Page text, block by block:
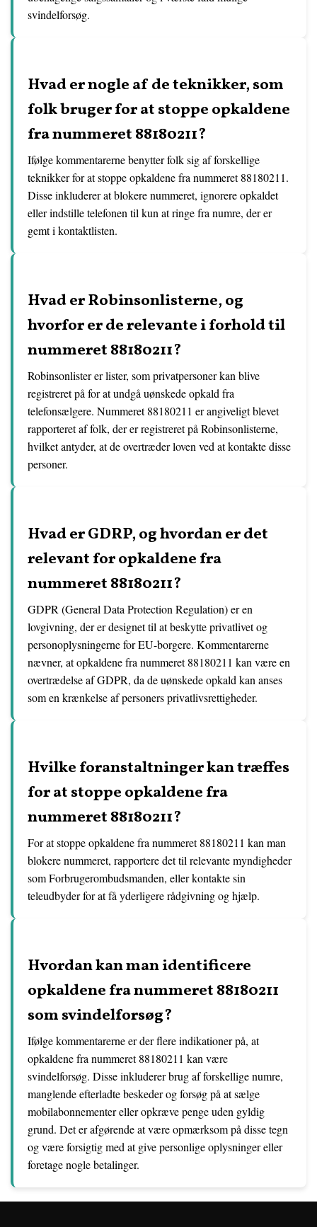
svindelforsøg.
Hvad er nogle af de teknikker, som
folk bruger for at stoppe opkaldene
fra nummeret 88180211?
Ifølge kommentarerne benytter folk sig af forskellige
teknikker for at stoppe opkaldene fra nummeret 88180211.
Disse inkluderer at blokere nummeret, ignorere opkaldet
eller indstille telefonen til kun at ringe fra numre, der er
gemt i kontaktlisten.
Hvad er Robinsonlisterne, og
hvorfor er de relevante i forhold til
nummeret 88180211?
Robinsonlister er lister, som privatpersoner kan blive
registreret på for at undgå uønskede opkald fra
telefonsælgere. Nummeret 88180211 er angiveligt blevet
rapporteret af folk, der er registreret på Robinsonlisterne,
hvilket antyder, at de overtræder loven ved at kontakte disse
personer.
Hvad er GDRP, og hvordan er det
relevant for opkaldene fra
nummeret 88180211?
GDPR (General Data Protection Regulation) er en
lovgivning, der er designet til at beskytte privatlivet og
personoplysningerne for EU-borgere. Kommentarerne
nævner, at opkaldene fra nummeret 88180211 kan være en
overtrædelse af GDPR, da de uønskede opkald kan anses
som en krænkelse af personers privatlivsrettigheder.
Hvilke foranstaltninger kan træffes
for at stoppe opkaldene fra
nummeret 88180211?
For at stoppe opkaldene fra nummeret 88180211 kan man
blokere nummeret, rapportere det til relevante myndigheder
som Forbrugerombudsmanden, eller kontakte sin
teleudbyder for at få yderligere rådgivning og hjælp.
Hvordan kan man identificere
opkaldene fra nummeret 88180211
som svindelforsøg?
Ifølge kommentarerne er der flere indikationer på, at
opkaldene fra nummeret 88180211 kan være
svindelforsøg. Disse inkluderer brug af forskellige numre,
manglende efterladte beskeder og forsøg på at sælge
mobilabonnementer eller opkræve penge uden gyldig
grund. Det er afgørende at være opmærksom på disse tegn
og være forsigtig med at give personlige oplysninger eller
foretage nogle betalinger.